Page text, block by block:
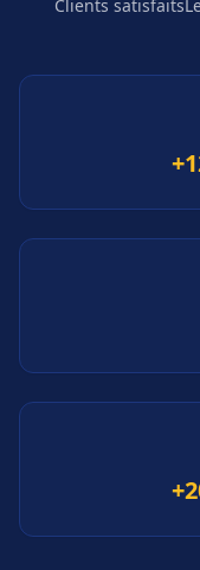
Clients satisfaits